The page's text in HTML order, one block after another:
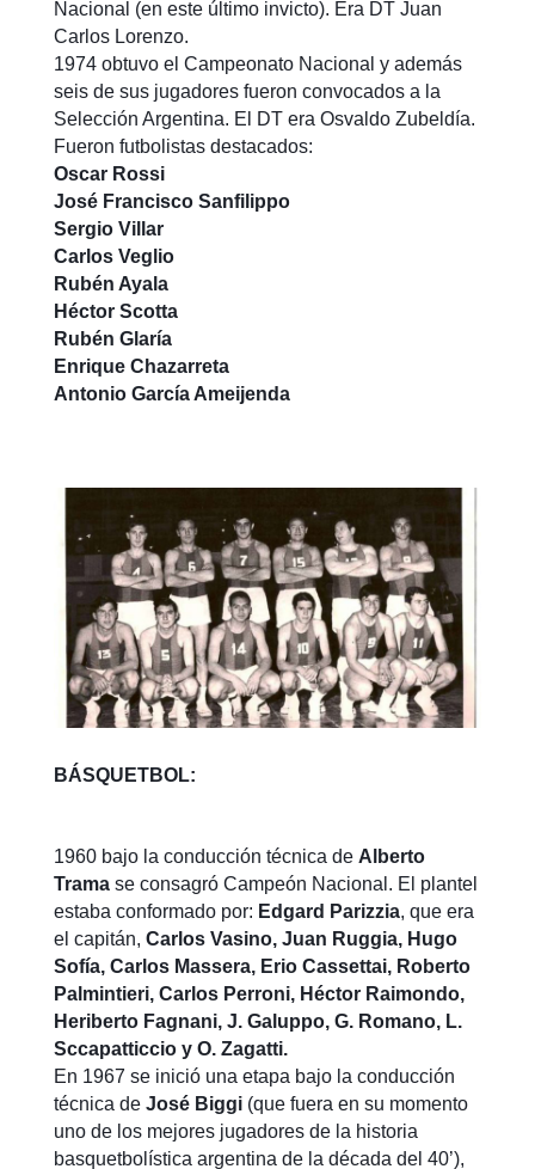
Nacional (en este último invicto). Era DT Juan
Carlos Lorenzo.
1974 obtuvo el Campeonato Nacional y además
seis de sus jugadores fueron convocados a la
Selección Argentina. El DT era Osvaldo Zubeldía.
Fueron futbolistas destacados:
Oscar Rossi
José Francisco Sanfilippo
Sergio Villar
Carlos Veglio
Rubén Ayala
Héctor Scotta
Rubén Glaría
Enrique Chazarreta
Antonio García Ameijenda
BÁSQUETBOL:
1960 bajo la conducción técnica de Alberto
Tramase consagró Campeón Nacional. El plantel
estaba conformado por: Edgard Parizzia, que era
el capitán, Carlos Vasino, Juan Ruggia, Hugo
Sofía, Carlos Massera, Erio Cassettai, Roberto
Palmintieri, Carlos Perroni, Héctor Raimondo,
Heriberto Fagnani, J. Galuppo, G. Romano, L.
Sccapatticcio y O. Zagatti.
En 1967 se inició una etapa bajo la conducción
técnica de José Biggi(que fuera en su momento
uno de los mejores jugadores de la historia
basquetbolística argentina de la década del 40’),